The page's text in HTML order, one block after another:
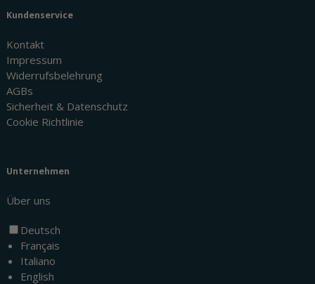
Kundenservice
Kontakt
Impressum
Widerrufsbelehrung
AGBs
Sicherheit & Datenschutz
Cookie Richtlinie
Unternehmen
Über uns
Deutsch
Français
Italiano
English